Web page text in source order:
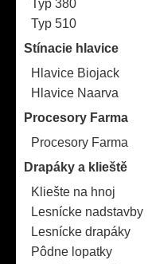
Typ 380
Typ 510
Stínacie hlavice
Hlavice Biojack
Hlavice Naarva
Procesory Farma
Procesory Farma
Drapáky a klieště
Kliešte na hnoj
Lesnícke nadstavby
Lesnícke drapáky
Pôdne lopatky